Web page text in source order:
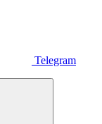
Telegram